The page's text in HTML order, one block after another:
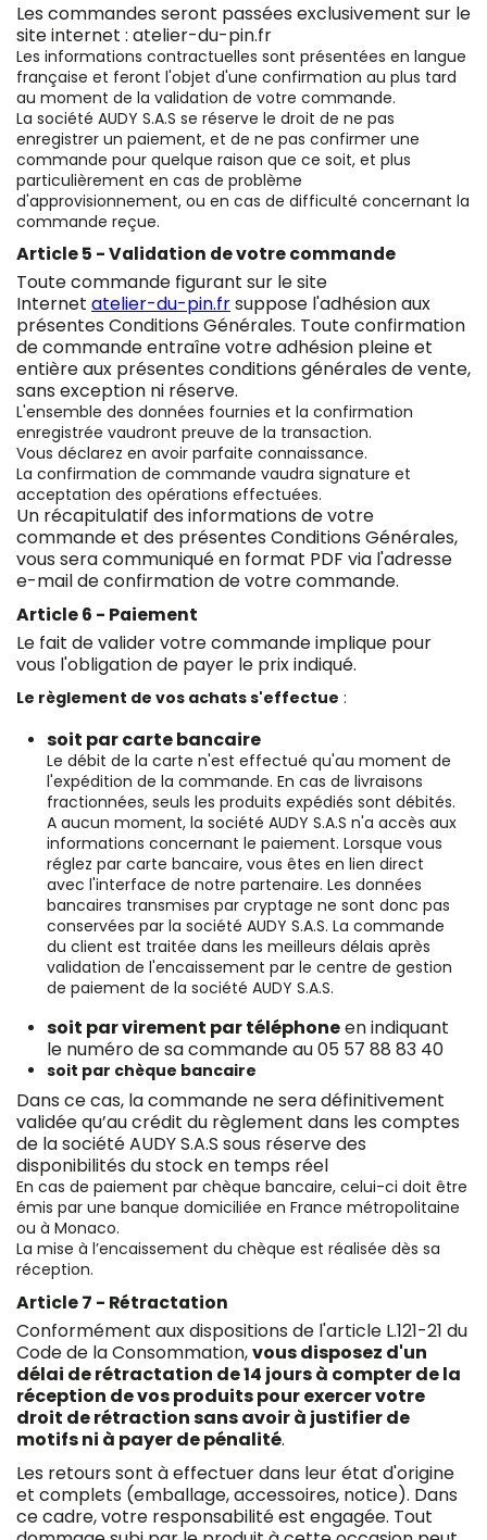
Les commandes seront passées exclusivement sur le
site internet : atelier-du-pin.fr
Les informations contractuelles sont présentées en langue
française et feront l'objet d'une confirmation au plus tard
au moment de la validation de votre commande.
La société AUDY S.A.S se réserve le droit de ne pas
enregistrer un paiement, et de ne pas confirmer une
commande pour quelque raison que ce soit, et plus
particulièrement en cas de problème
d'approvisionnement, ou en cas de difficulté concernant la
commande reçue.
Article 5 - Validation de votre commande
Toute commande figurant sur le site
Internet atelier-du-pin.frsuppose l'adhésion aux
présentes Conditions Générales. Toute confirmation
de commande entraîne votre adhésion pleine et
entière aux présentes conditions générales de vente,
sans exception ni réserve.
L'ensemble des données fournies et la confirmation
enregistrée vaudront preuve de la transaction.
Vous déclarez en avoir parfaite connaissance.
La confirmation de commande vaudra signature et
acceptation des opérations effectuées.
Un récapitulatif des informations de votre
commande et des présentes Conditions Générales,
vous sera communiqué en format PDF via l'adresse
e-mail de confirmation de votre commande.
Article 6 - Paiement
Le fait de valider votre commande implique pour
vous l'obligation de payer le prix indiqué.
Le règlement de vos achats s'effectue :
soit par carte bancaire
Le débit de la carte n'est effectué qu'au moment de
l'expédition de la commande. En cas de livraisons
fractionnées, seuls les produits expédiés sont débités.
A aucun moment, la société AUDY S.A.S n'a accès aux
informations concernant le paiement. Lorsque vous
réglez par carte bancaire, vous êtes en lien direct
avec l'interface de notre partenaire. Les données
bancaires transmises par cryptage ne sont donc pas
conservées par la société AUDY S.A.S. La commande
du client est traitée dans les meilleurs délais après
validation de l'encaissement par le centre de gestion
de paiement de la société AUDY S.A.S.
soit par virement par téléphoneen indiquant
le numéro de sa commande au 05 57 88 83 40
soit par chèque bancaire
Dans ce cas, la commande ne sera définitivement
validée qu’au crédit du règlement dans les comptes
de la société AUDY S.A.S sous réserve des
disponibilités du stock en temps réel
En cas de paiement par chèque bancaire, celui-ci doit être
émis par une banque domiciliée en France métropolitaine
ou à Monaco.
La mise à l’encaissement du chèque est réalisée dès sa
réception.
Article 7 - Rétractation
Conformément aux dispositions de l'article L.121-21 du
Code de la Consommation,vous disposez d'un
délai de rétractation de 14 jours à compter de la
réception de vos produits pour exercer votre
droit de rétraction sans avoir à justifier de
motifs ni à payer de pénalité.
Les retours sont à effectuer dans leur état d'origine
et complets (emballage, accessoires, notice). Dans
ce cadre, votre responsabilité est engagée. Tout